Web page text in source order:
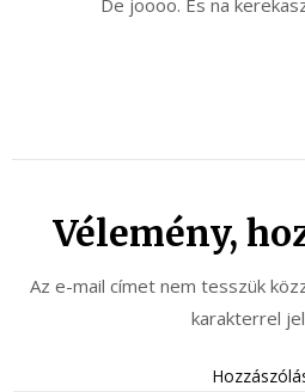
Vélemény,
Az e-mail címet nem tesszük
karakterrel